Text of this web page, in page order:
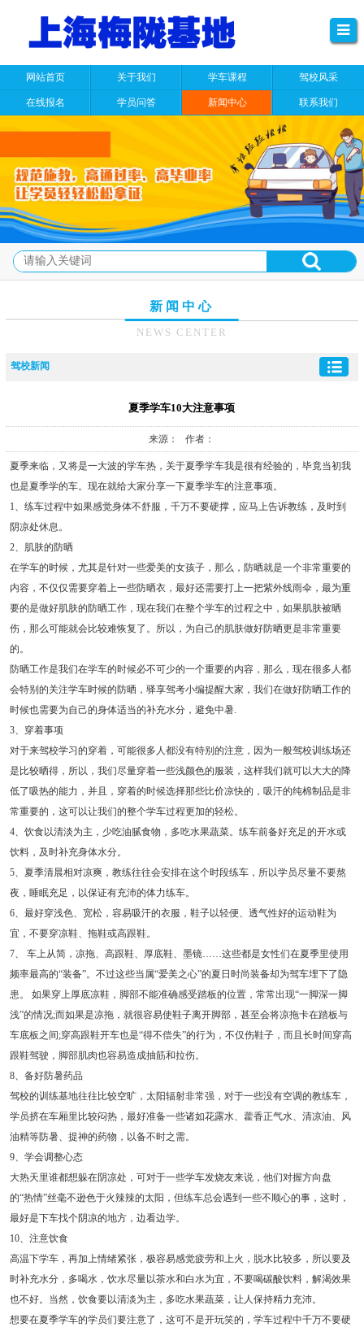
网站首页 关于我们 学车课程 驾校风采
在线报名 学员问答 新闻中心 联系我们
新闻中心
NEWS CENTER
驾校新闻
夏季学车10大注意事项
来源： 作者：
夏季来临，又将是一大波的学车热，关于夏季学车我是很有经验的，毕竟当初我
也是夏季学的车。现在就给大家分享一下夏季学车的注意事项。
1、练车过程中如果感觉身体不舒服，千万不要硬撑，应马上告诉教练，及时到
阴凉处休息。
2、肌肤的防晒
在学车的时候，尤其是针对一些爱美的女孩子，那么，防晒就是一个非常重要的
内容，不仅仅需要穿着上一些防晒衣，最好还需要打上一把紫外线雨伞，最为重
要的是做好肌肤的防晒工作，现在我们在整个学车的过程之中，如果肌肤被晒
伤，那么可能就会比较难恢复了。所以，为自己的肌肤做好防晒更是非常重要
的。
防晒工作是我们在学车的时候必不可少的一个重要的内容，那么，现在很多人都
会特别的关注学车时候的防晒，驿享驾考小编提醒大家，我们在做好防晒工作的
时候也需要为自己的身体适当的补充水分，避免中暑.
3、穿着事项
对于来驾校学习的穿着，可能很多人都没有特别的注意，因为一般驾校训练场还
是比较晒得，所以，我们尽量穿着一些浅颜色的服装，这样我们就可以大大的降
低了吸热的能力，并且，穿着的时候选择那些比价凉快的，吸汗的纯棉制品是非
常重要的，这可以让我们的整个学车过程更加的轻松。
4、饮食以清淡为主，少吃油腻食物，多吃水果蔬菜。练车前备好充足的开水或
饮料，及时补充身体水分。
5、夏季清晨相对凉爽，教练往往会安排在这个时段练车，所以学员尽量不要熬
夜，睡眠充足，以保证有充沛的体力练车。
6、最好穿浅色、宽松，容易吸汗的衣服，鞋子以轻便、透气性好的运动鞋为
宜，不要穿凉鞋、拖鞋或高跟鞋。
7、 车上从简，凉拖、高跟鞋、厚底鞋、墨镜……这些都是女性们在夏季里使用
频率最高的“装备”。不过这些当属“爱美之心”的夏日时尚装备却为驾车埋下了隐
患。 如果穿上厚底凉鞋，脚部不能准确感受踏板的位置，常常出现“一脚深一脚
浅”的情况;而如果是凉拖，就很容易使鞋子离开脚部，甚至会将凉拖卡在踏板与
车底板之间;穿高跟鞋开车也是“得不偿失”的行为，不仅伤鞋子，而且长时间穿高
跟鞋驾驶，脚部肌肉也容易造成抽筋和拉伤。
8、备好防暑药品
驾校的训练基地往往比较空旷，太阳辐射非常强，对于一些没有空调的教练车，
学员挤在车厢里比较闷热，最好准备一些诸如花露水、藿香正气水、清凉油、风
油精等防暑、提神的药物，以备不时之需。
9、学会调整心态
大热天里谁都想躲在阴凉处，可对于一些学车发烧友来说，他们对握方向盘
的“热情”丝毫不逊色于火辣辣的太阳，但练车总会遇到一些不顺心的事，这时，
最好是下车找个阴凉的地方，边看边学。
10、注意饮食
高温下学车，再加上情绪紧张，极容易感觉疲劳和上火，脱水比较多，所以要及
时补充水分，多喝水，饮水尽量以茶水和白水为宜，不要喝碳酸饮料，解渴效果
也不好。当然，饮食要以清淡为主，多吃水果蔬菜，让人保持精力充沛。
想要在夏季学车的学员们要注意了，这可不是开玩笑的，学车过程中千万不要硬